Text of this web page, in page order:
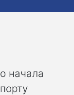
начала